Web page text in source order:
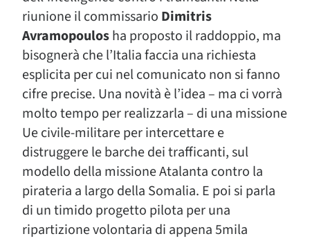
riunione il commissario Dimitris
Avramopoulosha proposto il raddoppio, ma
bisognerà che l’Italia faccia una richiesta
esplicita per cui nel comunicato non si fanno
cifre precise. Una novità è l’idea – ma ci vorrà
molto tempo per realizzarla – di una missione
Ue civile-militare per intercettare e
distruggere le barche dei trafficanti, sul
modello della missione Atalanta contro la
pirateria a largo della Somalia. E poi si parla
di un timido progetto pilota per una
ripartizione volontaria di appena 5mila